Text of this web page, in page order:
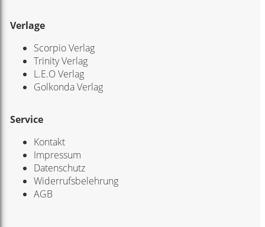
Verlage
Scorpio Verlag
Trinity Verlag
L.E.O Verlag
Golkonda Verlag
Service
Kontakt
Impressum
Datenschutz
Widerrufsbelehrung
AGB